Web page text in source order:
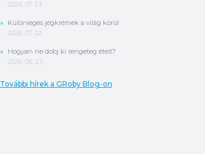
2026. 07. 23.
Különleges jégkrémek a világ körül
2026. 07. 22.
Hogyan ne dobj ki rengeteg ételt?
2026. 06. 23.
További hírek a GRoby Blog-on